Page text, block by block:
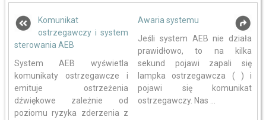
Komunikat
ostrzegawczy i system
sterowania AEB
System AEB wyświetla
komunikaty ostrzegawcze i
emituje ostrzeżenia
dźwiękowe zależnie od
poziomu ryzyka zderzenia z
Awaria systemu
Jeśli system AEB nie działa
prawidłowo, to na kilka
sekund pojawi zapali się
lampka ostrzegawcza ( ) i
pojawi się komunikat
ostrzegawczy. Nas ...